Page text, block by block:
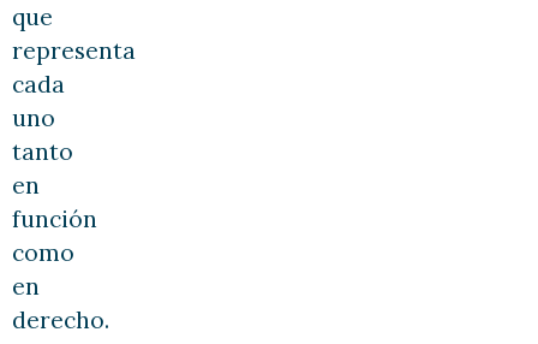
que
representa
cada
uno
tanto
en
función
como
en
derecho.